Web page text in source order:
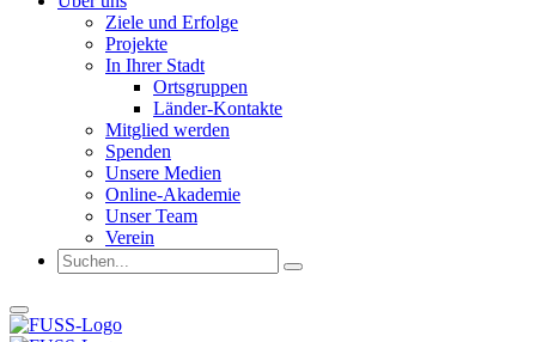
Ziele und Erfolge
Projekte
In Ihrer Stadt
Ortsgruppen
Länder-Kontakte
Mitglied werden
Spenden
Unsere Medien
Online-Akademie
Unser Team
Verein